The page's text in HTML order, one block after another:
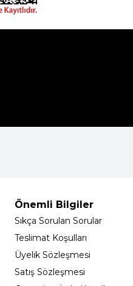
Önemli Bilgiler
Sıkça Sorulan Sorular
Teslimat Koşulları
Üyelik Sözleşmesi
Satış Sözleşmesi